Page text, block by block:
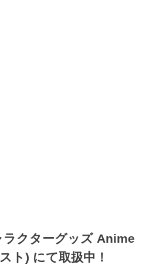
ラクターグッズ Anime
ト) にて取扱中！